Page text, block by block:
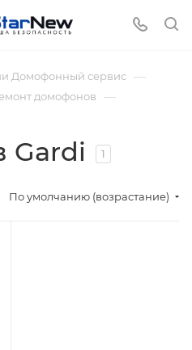
Домофонный сервис —
домофонов —
Gardi 1
По умолчанию (возрастание)